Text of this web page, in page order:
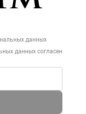
данных
данных согласен